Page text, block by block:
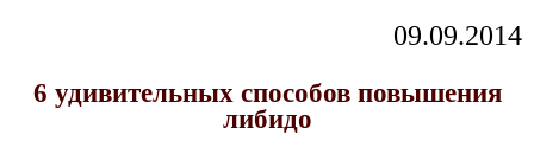
09.09.2014
6 удивительных способов повышения
либидо